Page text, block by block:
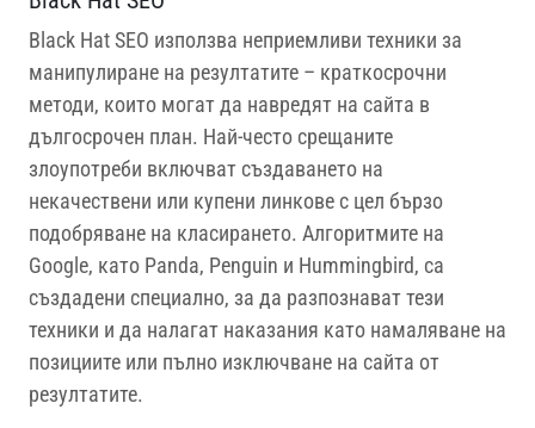
Black Hat SEO използва неприемливи техники за
манипулиране на резултатите – краткосрочни
методи, които могат да навредят на сайта в
дългосрочен план. Най-често срещаните
злоупотреби включват създаването на
некачествени или купени линкове с цел бързо
подобряване на класирането. Алгоритмите на
Google, като Panda, Penguin и Hummingbird, са
създадени специално, за да разпознават тези
техники и да налагат наказания като намаляване на
позициите или пълно изключване на сайта от
резултатите.